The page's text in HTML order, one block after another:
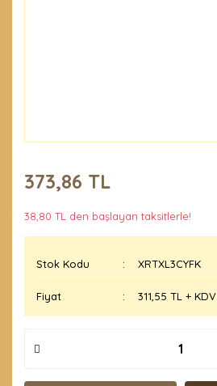
373,86 TL
38,80 TL den başlayan taksitlerle!
Stok Kodu XRTXL3CYFK
Fiyat 311,55 TL + KDV